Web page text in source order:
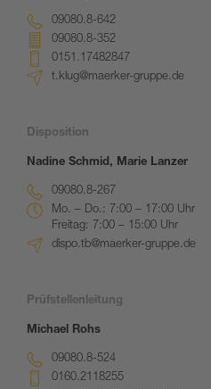
09080.8-642
09080.8-352
0151.17482847
t.klug@maerker-gruppe.de
Disposition
Nadine Schmid, Marie Lanzer
09080.8-267
Mo. – Do.: 7:00 – 17:00 Uhr
Freitag: 7:00 – 15:00 Uhr
dispo.tb@maerker-gruppe.de
Prüfstellenleitung
Michael Rohs
09080.8-524
0160.2118255